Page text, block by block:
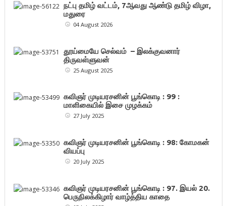
நட்பு தமிழ் வட்டம், 7ஆவது ஆண்டு தமிழ் விழா,
மதுரை
04 August 2026
தூய்மையே செல்வம் – இலக்குவனார்
திருவள்ளுவன்
25 August 2025
கவிஞர் முடியரசனின் பூங்கொடி : 99 :
மாளிகையில் இசை முழக்கம்
27 July 2025
கவிஞர் முடியரசனின் பூங்கொடி : 98: கோமகன்
வியப்பு
20 July 2025
கவிஞர் முடியரசனின் பூங்கொடி : 97. இயல் 20.
பெருநிலக்கிழார் வாழ்த்திய காதை